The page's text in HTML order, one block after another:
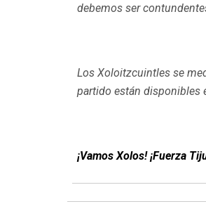
debemos ser
Los Xoloitzcuintles se
partido están disponibles
¡Vamos Xolos! ¡Fuerza